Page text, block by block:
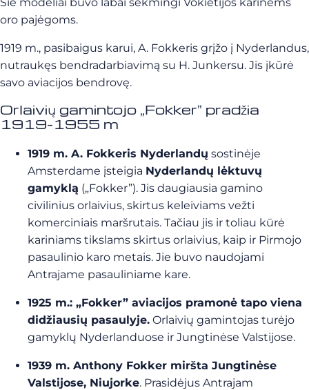
oro pajėgoms.
1919 m., pasibaigus karui, A. Fokkeris grįžo į Nyderlandus,
nutraukęs bendradarbiavimą su H. Junkersu. Jis įkūrė
savo aviacijos bendrovę.
Orlaivių gamintojo „Fokker” pradžia
1919-1955 m
1919 m. A. Fokkeris Nyderlandų sostinėje
Amsterdame įsteigia Nyderlandų lėktuvų
gamyklą („Fokker”). Jis daugiausia gamino
civilinius orlaivius, skirtus keleiviams vežti
komerciniais maršrutais. Tačiau jis ir toliau kūrė
kariniams tikslams skirtus orlaivius, kaip ir Pirmojo
pasaulinio karo metais. Jie buvo naudojami
Antrajame pasauliniame kare.
1925 m.: „Fokker” aviacijos pramonė tapo viena
didžiausių pasaulyje. Orlaivių gamintojas turėjo
gamyklų Nyderlanduose ir Jungtinėse Valstijose.
1939 m. Anthony Fokker miršta Jungtinėse
Valstijose, Niujorke. Prasidėjus Antrajam